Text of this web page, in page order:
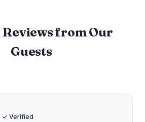
from Our
Guests
✓ Verified